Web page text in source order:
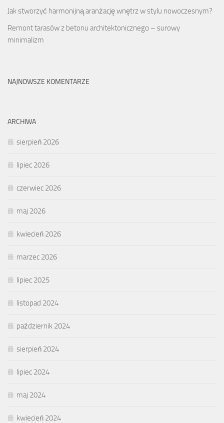
Jak stworzyć harmonijną aranżację wnętrz w stylu nowoczesnym?
Remont tarasów z betonu architektonicznego – surowy
minimalizm
NAJNOWSZE KOMENTARZE
ARCHIWA
sierpień 2026
lipiec 2026
czerwiec 2026
maj 2026
kwiecień 2026
marzec 2026
lipiec 2025
listopad 2024
październik 2024
sierpień 2024
lipiec 2024
maj 2024
kwiecień 2024